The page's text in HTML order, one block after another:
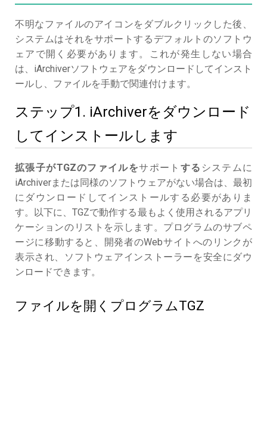
不明なファイルのアイコンをダブルクリックした後、
システムはそれをサポートするデフォルトのソフトウ
ェアで開く必要があります。これが発生しない場合
は、iArchiverソフトウェアをダウンロードしてインスト
ールし、ファイルを手動で関連付けます。
ステップ1. iArchiverをダウンロード
してインストールします
拡張子がTGZのファイルをサポート する システムに
iArchiverまたは同様のソフトウェアがない場合は、最初
にダウンロードしてインストールする必要がありま
す。以下に、TGZで動作する最もよく使用されるアプリ
ケーションのリストを示します。プログラムのサブペ
ージに移動すると、開発者のWebサイトへのリンクが
表示され、ソフトウェアインストーラーを安全にダウ
ンロードできます。
ファイルを開くプログラムTGZ